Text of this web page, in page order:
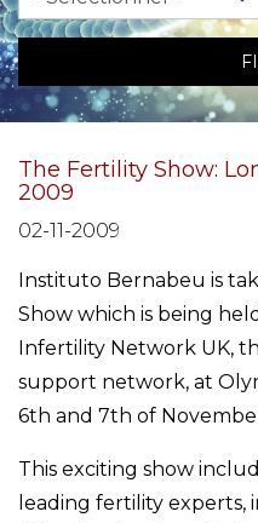
The Fertility Show:
2009
02-11-2009
Instituto Bernabeu is
Show which is being
Infertility Network UK,
support network, at
6th and 7th of
This exciting show
leading fertility